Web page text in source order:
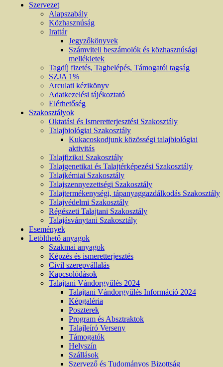
Szervezet
Alapszabály
Közhasznúság
Irattár
Jegyzőkönyvek
Számviteli beszámolók és közhasznúsági
mellékletek
Tagdíj fizetés, Tagbelépés, Támogatói tagság
SZJA 1%
Arculati kézikönyv
Adatkezelési tájékoztató
Elérhetőség
Szakosztályok
Oktatási és Ismeretterjesztési Szakosztály
Talajbiológiai Szakosztály
Kukacoskodjunk közösségi talajbiológiai
aktivitás
Talajfizikai Szakosztály
Talajgenetikai és Talajtérképezési Szakosztály
Talajkémiai Szakosztály
Talajszennyezettségi Szakosztály
Talajtermékenységi, tápanyaggazdálkodás Szakosztály
Talajvédelmi Szakosztály
Régészeti Talajtani Szakosztály
Talajásványtani Szakosztály
Események
Letölthető anyagok
Szakmai anyagok
Képzés és ismeretterjesztés
Civil szerepvállalás
Kapcsolódások
Talajtani Vándorgyűlés 2024
Talajtani Vándorgyűlés Információ 2024
Képgaléria
Poszterek
Program és Absztraktok
Talajleíró Verseny
Támogatók
Helyszín
Szállások
Szervező és Tudományos Bizottság